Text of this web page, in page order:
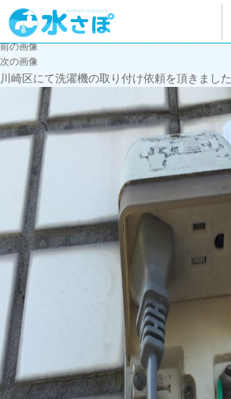
前の画像
次の画像
川崎区にて洗濯機の取り付け依頼を頂きました